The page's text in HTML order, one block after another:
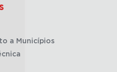
a Municípios